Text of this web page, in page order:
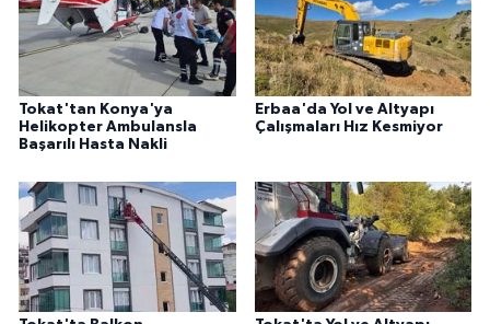
Tokat'tan Konya'ya
Helikopter Ambulansla
Başarılı Hasta Nakli
Erbaa'da Yol ve Altyapı
Çalışmaları Hız Kesmiyor